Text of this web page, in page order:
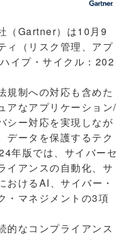
（Gartner）は10月9
ィ（リスク管理、アプ
イプ・サイクル：202
制への対応も含めた
アなアプリケーション/
シー対応を実現しなが
データを保護するテク
年版では、サイバーセ
イアンスの自動化、サ
おけるAI、サイバー・
・マネジメントの3項
なコンプライアンス